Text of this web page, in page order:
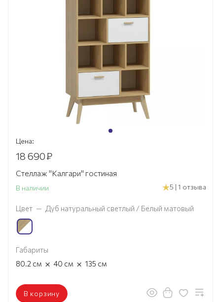
Цена:
18 690₽
Стеллаж "Калгари" гостиная
В наличии 5 | 1 отзыва
Цвет — Дуб натуральный светлый / Белый матовый
Габариты
80.2 см × 40 см × 135 см
В корзину